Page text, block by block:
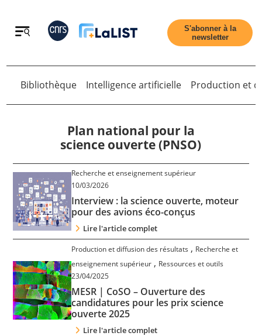
Retour
Accueil
Tous les articles
Qui sommes nous ?
Contact
Nous suivre
S'abonner à la
newsletter
Retour
Bibliothèque Intelligence artificielle Production et
Plan national pour la
science ouverte (PNSO)
Recherche et enseignement supérieur
10/03/2026
Interview : la science ouverte, moteur
pour des avions éco-conçus
Lire l'article complet
Production et diffusion des résultats , Recherche et
enseignement supérieur , Ressources et outils
23/04/2025
MESR | CoSO – Ouverture des
candidatures pour les prix science
ouverte 2025
Lire l'article complet